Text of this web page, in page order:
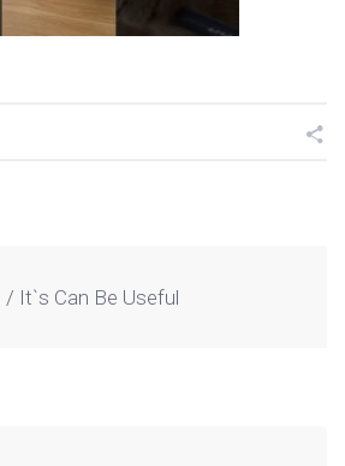
It`s Can Be Useful